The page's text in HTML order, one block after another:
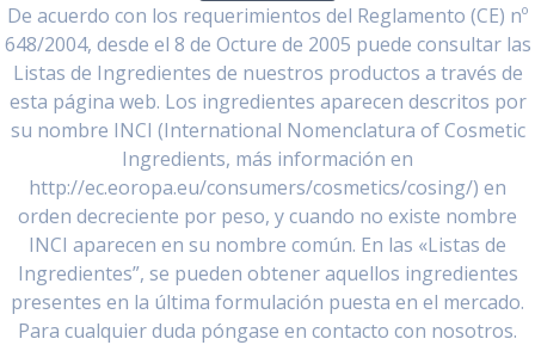
De acuerdo con los requerimientos del Reglamento (CE) nº
648/2004, desde el 8 de Octure de 2005 puede consultar las
Listas de Ingredientes de nuestros productos a través de
esta página web. Los ingredientes aparecen descritos por
su nombre INCI (International Nomenclatura of Cosmetic
Ingredients, más información en
http://ec.eoropa.eu/consumers/cosmetics/cosing/) en
orden decreciente por peso, y cuando no existe nombre
INCI aparecen en su nombre común. En las «Listas de
Ingredientes”, se pueden obtener aquellos ingredientes
presentes en la última formulación puesta en el mercado.
Para cualquier duda póngase en contacto con nosotros.